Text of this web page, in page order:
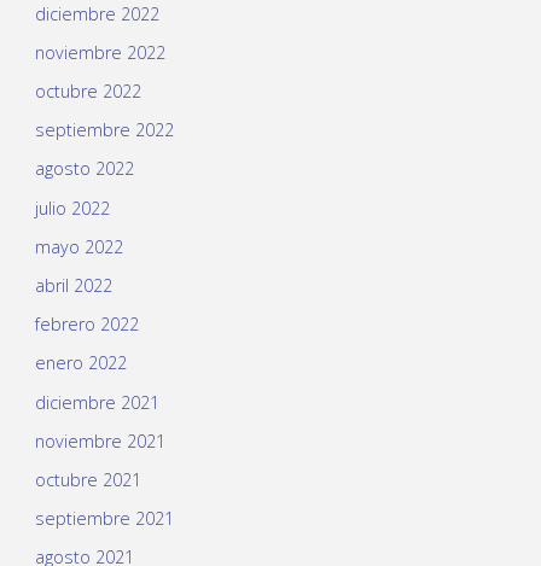
diciembre 2022
noviembre 2022
octubre 2022
septiembre 2022
agosto 2022
julio 2022
mayo 2022
abril 2022
febrero 2022
enero 2022
diciembre 2021
noviembre 2021
octubre 2021
septiembre 2021
agosto 2021